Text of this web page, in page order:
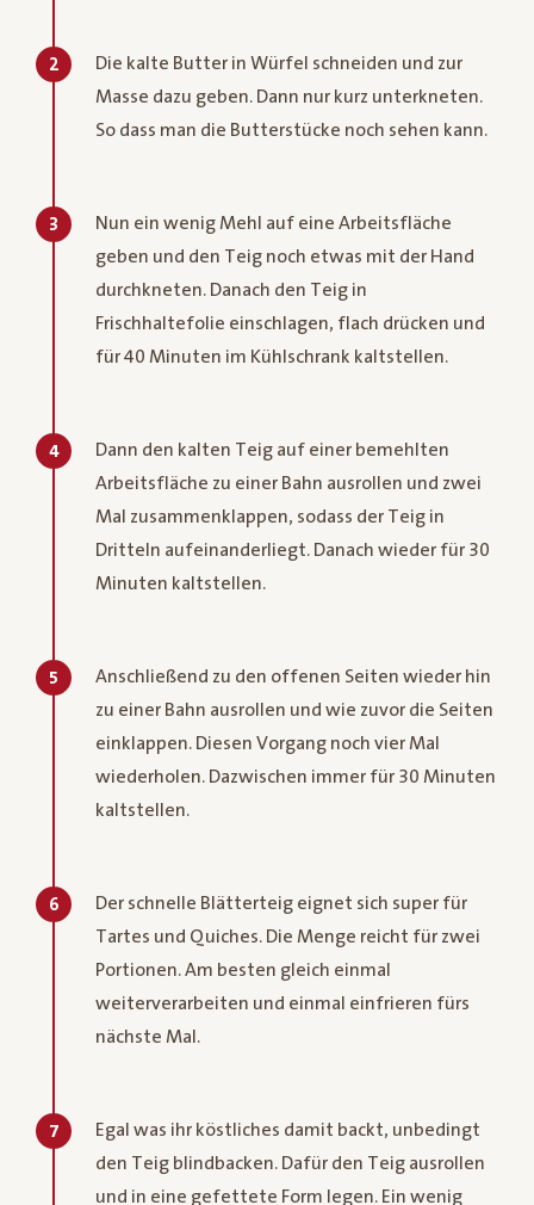
2
Die kalte Butter in Würfel schneiden und zur
Masse dazu geben. Dann nur kurz unterkneten.
So dass man die Butterstücke noch sehen kann.
3
Nun ein wenig Mehl auf eine Arbeitsfläche
geben und den Teig noch etwas mit der Hand
durchkneten. Danach den Teig in
Frischhaltefolie einschlagen, flach drücken und
für 40 Minuten im Kühlschrank kaltstellen.
4
Dann den kalten Teig auf einer bemehlten
Arbeitsfläche zu einer Bahn ausrollen und zwei
Mal zusammenklappen, sodass der Teig in
Dritteln aufeinanderliegt. Danach wieder für 30
Minuten kaltstellen.
5
Anschließend zu den offenen Seiten wieder hin
zu einer Bahn ausrollen und wie zuvor die Seiten
einklappen. Diesen Vorgang noch vier Mal
wiederholen. Dazwischen immer für 30 Minuten
kaltstellen.
6
Der schnelle Blätterteig eignet sich super für
Tartes und Quiches. Die Menge reicht für zwei
Portionen. Am besten gleich einmal
weiterverarbeiten und einmal einfrieren fürs
nächste Mal.
7
Egal was ihr köstliches damit backt, unbedingt
den Teig blindbacken. Dafür den Teig ausrollen
und in eine gefettete Form legen. Ein wenig